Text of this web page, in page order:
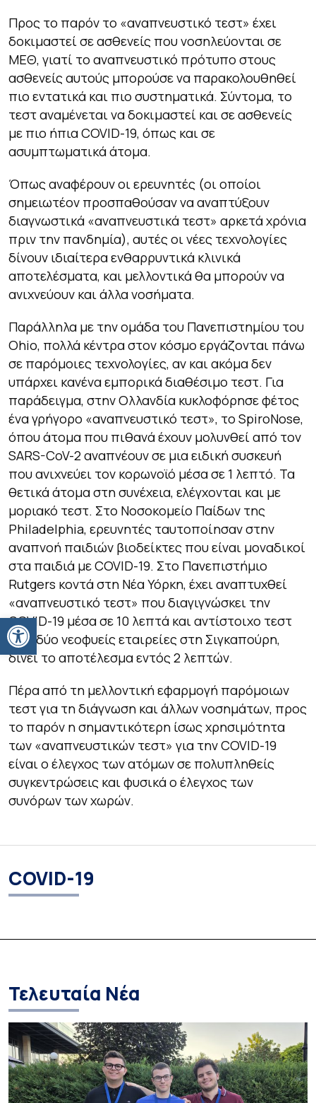
Ανοίξτε τη γραμμή εργαλείων
Προς το παρόν το «αναπνευστικό τεστ» έχει
δοκιμαστεί σε ασθενείς που νοσηλεύονται σε
ΜΕΘ, γιατί το αναπνευστικό πρότυπο στους
ασθενείς αυτούς μπορούσε να παρακολουθηθεί
πιο εντατικά και πιο συστηματικά. Σύντομα, το
τεστ αναμένεται να δοκιμαστεί και σε ασθενείς
με πιο ήπια COVID-19, όπως και σε
ασυμπτωματικά άτομα.
Όπως αναφέρουν οι ερευνητές (οι οποίοι
σημειωτέον προσπαθούσαν να αναπτύξουν
διαγνωστικά «αναπνευστικά τεστ» αρκετά χρόνια
πριν την πανδημία), αυτές οι νέες τεχνολογίες
δίνουν ιδιαίτερα ενθαρρυντικά κλινικά
αποτελέσματα, και μελλοντικά θα μπορούν να
ανιχνεύουν και άλλα νοσήματα.
Παράλληλα με την ομάδα του Πανεπιστημίου του
Ohio, πολλά κέντρα στον κόσμο εργάζονται πάνω
σε παρόμοιες τεχνολογίες, αν και ακόμα δεν
υπάρχει κανένα εμπορικά διαθέσιμο τεστ. Για
παράδειγμα, στην Ολλανδία κυκλοφόρησε φέτος
ένα γρήγορο «αναπνευστικό τεστ», το SpiroNose,
όπου άτομα που πιθανά έχουν μολυνθεί από τον
SARS-CoV-2 αναπνέουν σε μια ειδική συσκευή
που ανιχνεύει τον κορωνοϊό μέσα σε 1 λεπτό. Τα
θετικά άτομα στη συνέχεια, ελέγχονται και με
μοριακό τεστ. Στο Νοσοκομείο Παίδων της
Philadelphia, ερευνητές ταυτοποίησαν στην
αναπνοή παιδιών βιοδείκτες που είναι μοναδικοί
στα παιδιά με COVID-19. Στο Πανεπιστήμιο
Rutgers κοντά στη Νέα Υόρκη, έχει αναπτυχθεί
«αναπνευστικό τεστ» που διαγιγνώσκει την
COVID-19 μέσα σε 10 λεπτά και αντίστοιχο τεστ
από δύο νεοφυείς εταιρείες στη Σιγκαπούρη,
δίνει το αποτέλεσμα εντός 2 λεπτών.
Πέρα από τη μελλοντική εφαρμογή παρόμοιων
τεστ για τη διάγνωση και άλλων νοσημάτων, προς
το παρόν η σημαντικότερη ίσως χρησιμότητα
των «αναπνευστικών τεστ» για την COVID-19
είναι ο έλεγχος των ατόμων σε πολυπληθείς
συγκεντρώσεις και φυσικά ο έλεγχος των
συνόρων των χωρών.
COVID-19
Τελευταία Νέα